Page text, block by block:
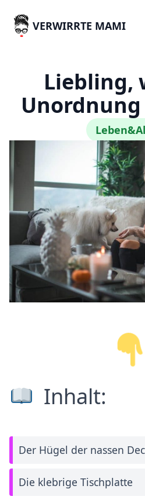
VERWIRRTE MAMI
Liebling,
Inhalt:
Der Hügel der nassen
Die klebrige Tischplatte